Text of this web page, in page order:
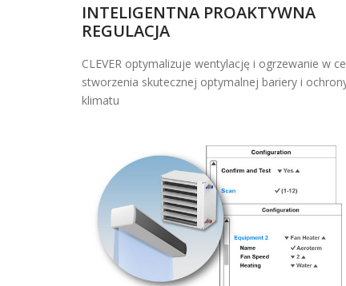
INTELIGENTNA PROAKTYWNA
REGULACJA
CLEVER optymalizuje wentylację i ogrzewanie w
stworzenia skutecznej optymalnej bariery i
klimatu